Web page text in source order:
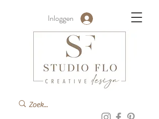
Inloggen